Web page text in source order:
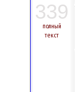
339
полный
текст